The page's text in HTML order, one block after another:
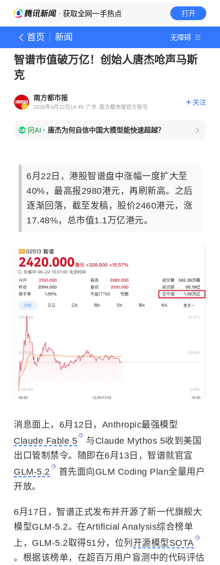
· 获取全网一手热点 打开
首页 新闻 无障碍
智谱市值破万亿！创始人唐杰呛声马斯
克
南方都市报
2026年6月22日14:49 广东 南方都市报官方账号
关注
问AI · 唐杰为何自信中国大模型能快速超越？
6月22日，港股智谱盘中涨幅一度扩大至
40%，最高报2980港元，再刷新高。之后
逐渐回落，截至发稿，股价2460港元，涨
17.48%，总市值1.1万亿港元。
消息面上，6月12日，Anthropic最强模型
Claude Fable 5
与Claude Mythos 5收到美国
出口管制禁令。随即在6月13日，智谱就官宣
GLM-5.2
首先面向GLM Coding Plan全量用户
开放。
6月17日，智谱正式发布并开源了新一代旗舰大
模型GLM-5.2。在Artificial Analysis综合榜单
上，GLM-5.2取得51分，位列 开源模型SOTA
。根据该榜单，在超百万用户盲测中的代码评估